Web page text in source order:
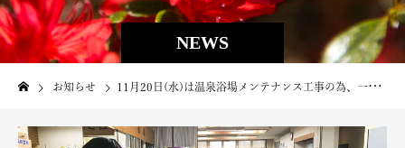
NEWS
お知らせ 11月20日(水)は温泉浴場メンテナンス工事の為、一般外来入浴を休館とさせていただきます。